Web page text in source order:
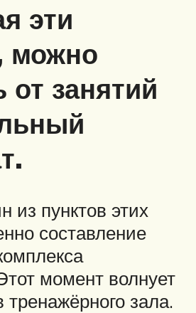
эти
можно
от занятий
из пунктов этих
составление
момент волнует
тренажёрного зала.